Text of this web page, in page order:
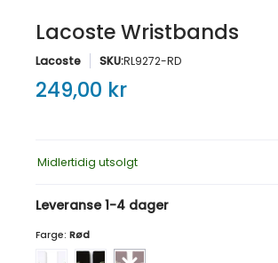
Lacoste Wristbands
Lacoste SKU:RL9272-RD
249,00 kr
Midlertidig utsolgt
Leveranse 1-4 dager
Farge: Rød
Hvit
MarineblåRød